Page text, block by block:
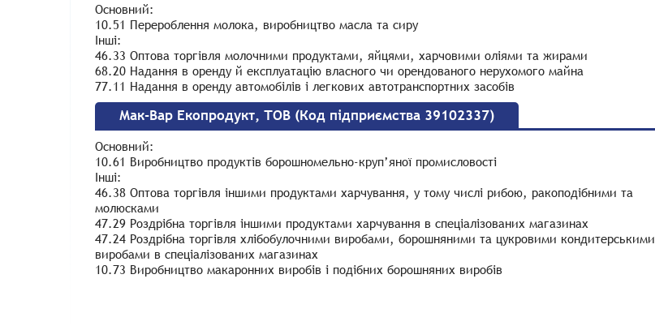
Основний:
10.51 Перероблення молока, виробництво масла та сиру
Інші:
46.33 Оптова торгівля молочними продуктами, яйцями, харчовими оліями та жирами
68.20 Надання в оренду й експлуатацію власного чи орендованого нерухомого майна
77.11 Надання в оренду автомобілів і легкових автотранспортних засобів
Мак-Вар Екопродукт, ТОВ (Код підприємства 39102337)
Основний:
10.61 Виробництво продуктів борошномельно-круп’яної промисловості
Інші:
46.38 Оптова торгівля іншими продуктами харчування, у тому числі рибою, ракоподібними та
молюсками
47.29 Роздрібна торгівля іншими продуктами харчування в спеціалізованих магазинах
47.24 Роздрібна торгівля хлібобулочними виробами, борошняними та цукровими кондитерськими
виробами в спеціалізованих магазинах
10.73 Виробництво макаронних виробів і подібних борошняних виробів